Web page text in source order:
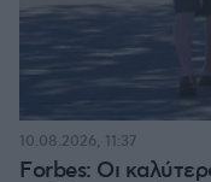
Forbes: Οι
10.08.2026, 11:37